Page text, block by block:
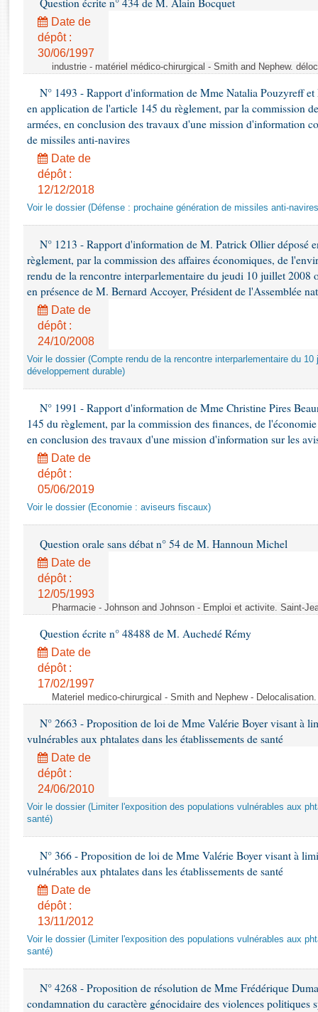
Rapports d'enquête
Rapports législatifs
Rapports sur l'application des lois
Baromètre de l’application des lois
Dossiers législatifs
Budget et sécurité sociale
Questions écrites et orales
Question écrite n° 434 de M. Alain Bocquet
Date de
dépôt :
30/06/1997
industrie - matériel médico-chirurgical - Smith and Nephew.
N° 1493 - Rapport d'information de Mme Natalia Pouzyreff
en application de l'article 145 du règlement, par la commission
armées, en conclusion des travaux d'une mission d'information
de missiles anti-navires
Date de
dépôt :
12/12/2018
Voir le dossier (Défense : prochaine génération de missiles anti-
N° 1213 - Rapport d'information de M. Patrick Ollier déposé
règlement, par la commission des affaires économiques, de
rendu de la rencontre interparlementaire du jeudi 10 juillet 2008
en présence de M. Bernard Accoyer, Président de l'Assemblée
Date de
dépôt :
24/10/2008
Voir le dossier (Compte rendu de la rencontre interparlementaire du
développement durable)
N° 1991 - Rapport d'information de Mme Christine Pires
145 du règlement, par la commission des finances, de
en conclusion des travaux d'une mission d'information sur les
Date de
dépôt :
05/06/2019
Voir le dossier (Economie : aviseurs fiscaux)
Question orale sans débat n° 54 de M. Hannoun Michel
Date de
dépôt :
12/05/1993
Pharmacie - Johnson and Johnson - Emploi et activite. Saint-
Question écrite n° 48488 de M. Auchedé Rémy
Date de
dépôt :
17/02/1997
Materiel medico-chirurgical - Smith and Nephew -
N° 2663 - Proposition de loi de Mme Valérie Boyer visant à
vulnérables aux phtalates dans les établissements de santé
Date de
dépôt :
24/06/2010
Voir le dossier (Limiter l'exposition des populations vulnérables aux
santé)
N° 366 - Proposition de loi de Mme Valérie Boyer visant à
vulnérables aux phtalates dans les établissements de santé
Date de
dépôt :
13/11/2012
Voir le dossier (Limiter l'exposition des populations vulnérables aux
santé)
N° 4268 - Proposition de résolution de Mme Frédérique
condamnation du caractère génocidaire des violences politiques